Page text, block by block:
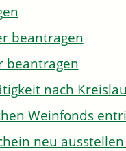
beantragen
beantragen
nach
Weinfonds
neu ausstellen